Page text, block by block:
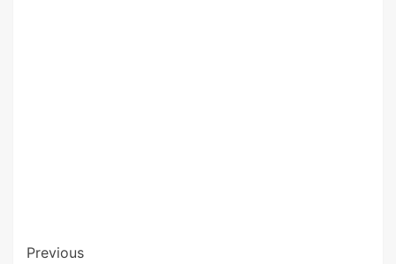
Previous